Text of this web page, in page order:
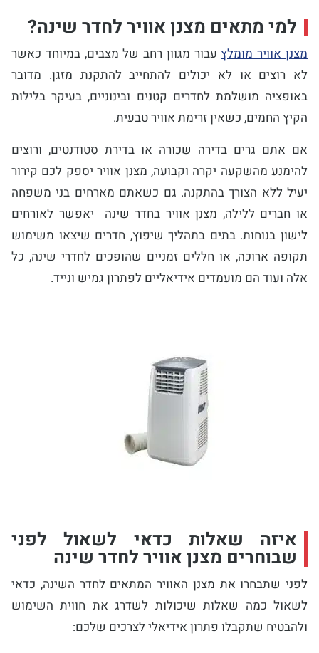
למי מתאים מצנן אוויר לחדר שינה?
מצנן אוויר מומלץעבור מגוון רחב של מצבים, במיוחד כאשר
לא רוצים או לא יכולים להתחייב להתקנת מזגן. מדובר
באופציה מושלמת לחדרים קטנים ובינוניים, בעיקר בלילות
הקיץ החמים, כשאין זרימת אוויר טבעית.
אם אתם גרים בדירה שכורה או בדירת סטודנטים, ורוצים
להימנע מהשקעה יקרה וקבועה, מצנן אוויר יספק לכם קירור
יעיל ללא הצורך בהתקנה. גם כשאתם מארחים בני משפחה
או חברים ללילה, מצנן אוויר בחדר שינה יאפשר לאורחים
לישון בנוחות. בתים בתהליך שיפוץ, חדרים שיצאו משימוש
תקופה ארוכה, או חללים זמניים שהופכים לחדרי שינה, כל
אלה ועוד הם מועמדים אידיאליים לפתרון גמיש ונייד.
איזה שאלות כדאי לשאול לפני
שבוחרים מצנן אוויר לחדר שינה
לפני שתבחרו את מצנן האוויר המתאים לחדר השינה, כדאי
לשאול כמה שאלות שיכולות לשדרג את חווית השימוש
ולהבטיח שתקבלו פתרון אידיאלי לצרכים שלכם: